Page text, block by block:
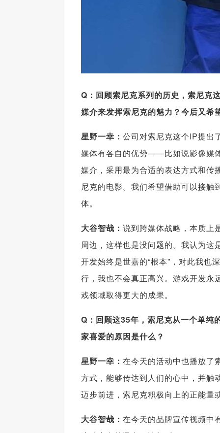
Q ：回顾索尼克系列的历史，索尼克
媒介来发挥索尼克的魅力？今后又希
星野一幸： 公司对索尼克这个IP提出
媒体有各自的优势——比如说影像媒
媒介，采用最为合适的表达方式和传
尼克的电影。我们希望借助可以接
体。
大谷智哉： 说到跨媒体战略，本质上
周边，这样也是没问题的。我认为这
开发始终是世嘉的“根本”，对此我也
行，我也不会真正高兴。游戏开发永
戏领域取得更大的成果。
Q ：回顾这35年，索尼克从一个单纯
家喜爱的原因是什么？
星野一幸： 在今天的活动中也播放了
方式，能够传达到人们的心中，并
迈步前进，索尼克积极向上的正能量
大谷智哉： 在今天的品牌宣传视频中